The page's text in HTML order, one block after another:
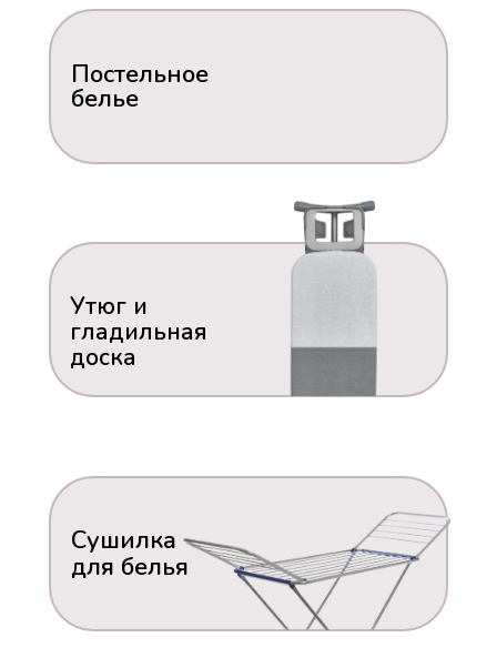
Постельное
белье
Утюг и
гладильная
доска
Сушилка
для белья